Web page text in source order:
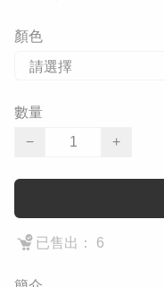
顏色
數量
−
+
已售出： 6